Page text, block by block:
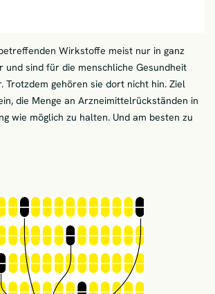
Wirkstoffe meist nur in ganz
und sind für die menschliche Gesundheit
Trotzdem gehören sie dort nicht hin. Ziel
die Menge an Arzneimittelrückständen in
wie möglich zu halten. Und am besten zu